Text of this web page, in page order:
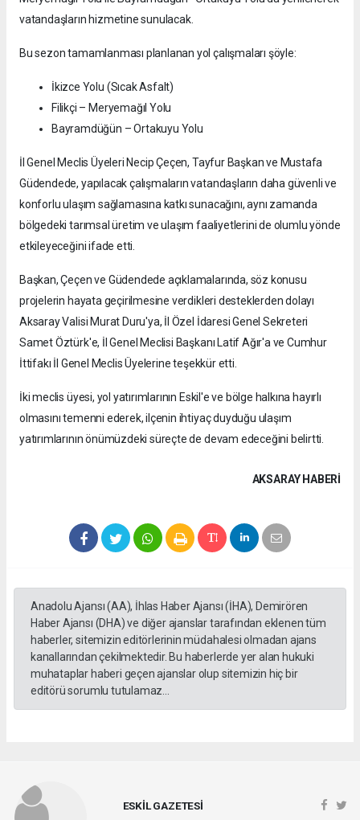
vatandaşların hizmetine sunulacak.
Bu sezon tamamlanması planlanan yol çalışmaları şöyle:
İkizce Yolu (Sıcak Asfalt)
Filikçi – Meryemağıl Yolu
Bayramdüğün – Ortakuyu Yolu
İl Genel Meclis Üyeleri Necip Çeçen, Tayfur Başkan ve Mustafa
Güdendede, yapılacak çalışmaların vatandaşların daha güvenli ve
konforlu ulaşım sağlamasına katkı sunacağını, aynı zamanda
bölgedeki tarımsal üretim ve ulaşım faaliyetlerini de olumlu yönde
etkileyeceğini ifade etti.
Başkan, Çeçen ve Güdendede açıklamalarında, söz konusu
projelerin hayata geçirilmesine verdikleri desteklerden dolayı
Aksaray Valisi Murat Duru'ya, İl Özel İdaresi Genel Sekreteri
Samet Öztürk'e, İl Genel Meclisi Başkanı Latif Ağır'a ve Cumhur
İttifakı İl Genel Meclis Üyelerine teşekkür etti.
İki meclis üyesi, yol yatırımlarının Eskil'e ve bölge halkına hayırlı
olmasını temenni ederek, ilçenin ihtiyaç duyduğu ulaşım
yatırımlarının önümüzdeki süreçte de devam edeceğini belirtti.
AKSARAY HABERİ
Anadolu Ajansı (AA), İhlas Haber Ajansı (İHA), Demirören
Haber Ajansı (DHA) ve diğer ajanslar tarafından eklenen tüm
haberler, sitemizin editörlerinin müdahalesi olmadan ajans
kanallarından çekilmektedir. Bu haberlerde yer alan hukuki
muhataplar haberi geçen ajanslar olup sitemizin hiç bir
editörü sorumlu tutulamaz...
ESKİL GAZETESİ